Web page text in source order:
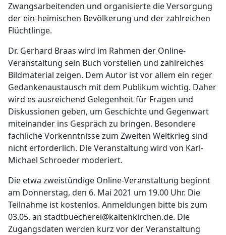
Zwangsarbeitenden und organisierte die Versorgung
der ein-heimischen Bevölkerung und der zahlreichen
Flüchtlinge.
Dr. Gerhard Braas wird im Rahmen der Online-
Veranstaltung sein Buch vorstellen und zahlreiches
Bildmaterial zeigen. Dem Autor ist vor allem ein reger
Gedankenaustausch mit dem Publikum wichtig. Daher
wird es ausreichend Gelegenheit für Fragen und
Diskussionen geben, um Geschichte und Gegenwart
miteinander ins Gespräch zu bringen. Besondere
fachliche Vorkenntnisse zum Zweiten Weltkrieg sind
nicht erforderlich. Die Veranstaltung wird von Karl-
Michael Schroeder moderiert.
Die etwa zweistündige Online-Veranstaltung beginnt
am Donnerstag, den 6. Mai 2021 um 19.00 Uhr. Die
Teilnahme ist kostenlos. Anmeldungen bitte bis zum
03.05. an stadtbuecherei@kaltenkirchen.de. Die
Zugangsdaten werden kurz vor der Veranstaltung